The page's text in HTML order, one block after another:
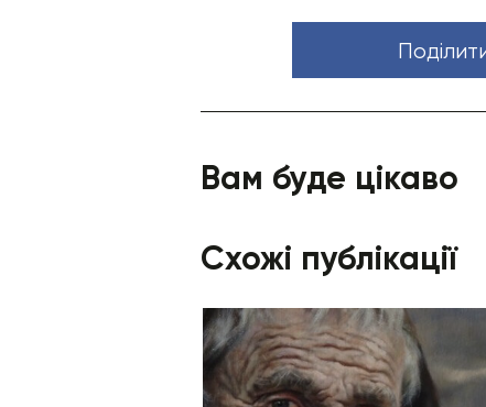
Вам буде цікаво
Схожі публікації